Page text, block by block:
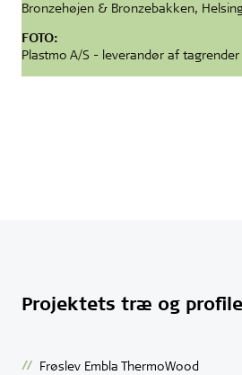
Bronzehøjen & Bronzebakken,
FOTO:
Plastmo A/S - leverandør af
Projektets træ og
Frøslev Embla ThermoWood